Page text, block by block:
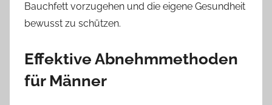
Bauchfett vorzugehen und die eigene Gesundheit
bewusst zu schützen.
Effektive Abnehmmethoden
für Männer